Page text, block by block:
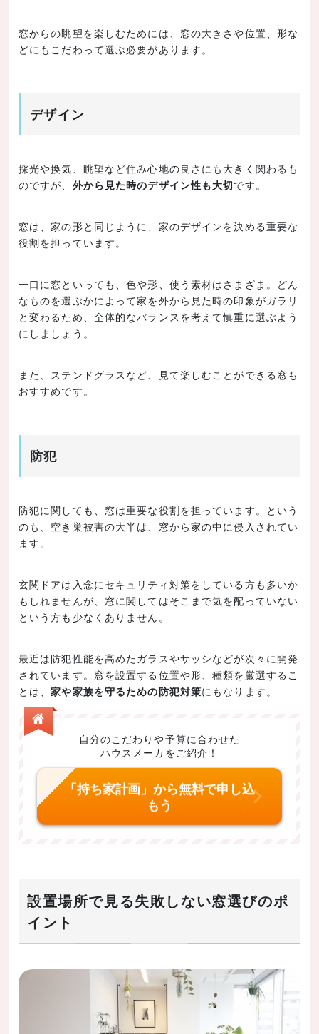
窓からの眺望を楽しむためには、窓の大きさや位置、形な
どにもこだわって選ぶ必要があります。
デザイン
採光や換気、眺望など住み心地の良さにも大きく関わるも
のですが、 外から見た時のデザイン性も大切です。
窓は、家の形と同じように、家のデザインを決める重要な
役割を担っています。
一口に窓といっても、色や形、使う素材はさまざま。どん
なものを選ぶかによって家を外から見た時の印象がガラリ
と変わるため、全体的なバランスを考えて慎重に選ぶよう
にしましょう。
また、ステンドグラスなど、見て楽しむことができる窓も
おすすめです。
防犯
防犯に関しても、窓は重要な役割を担っています。という
のも、空き巣被害の大半は、窓から家の中に侵入されてい
ます。
玄関ドアは入念にセキュリティ対策をしている方も多いか
もしれませんが、窓に関してはそこまで気を配っていない
という方も少なくありません。
最近は防犯性能を高めたガラスやサッシなどが次々に開発
されています。窓を設置する位置や形、種類を厳選するこ
とは、家や家族を守るための防犯対策にもなります。
自分のこだわりや予算に合わせた
ハウスメーカをご紹介！
「持ち家計画」から無料で申し込
もう
設置場所で見る失敗しない窓選びのポ
イント